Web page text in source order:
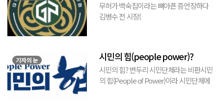
무허가 백숙집이라는 뼈아픈 증언장하다
김병수 전 시장(
로축구 2부리그에 대해...
기자의 눈 시민의 힘(people power)?
시민의 힘? 변두리 시민단체라는 비판시민
의 힘(People of Power)이라 시민단체에